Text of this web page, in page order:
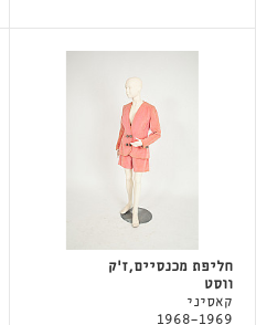
חליפת מכנסיים,ז'ק
ווסט
קאסיני
1968-1969